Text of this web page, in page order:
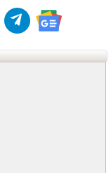
to our RSS
us on
Follow us on
Follow us